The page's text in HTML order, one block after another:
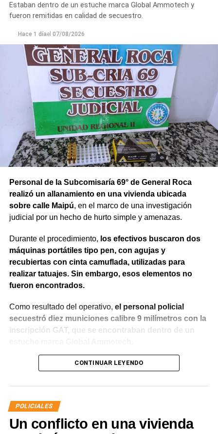
Estaban dentro de un estuche marca Global Ammotech y
fueron remitidas en calidad de secuestro.
Hace 1 díael 07/08/2026
Personal de la Subcomisaría 69° de General Roca
realizó un allanamiento en una vivienda ubicada
sobre calle Maipú, en el marco de una investigación
judicial por un hecho de hurto simple y amenazas.
Durante el procedimiento, los efectivos buscaron dos
máquinas portátiles tipo pen, con agujas y
recubiertas con cinta camuflada, utilizadas para
realizar tatuajes. Sin embargo, esos elementos no
fueron encontrados.
Como resultado del operativo, el personal policial
secuestró diez municiones calibre 9 milímetros con la
inscripción GAT, que se encontraban dentro de un
Tras el hallazgo, se dio intervención a la Fiscalía N° 6,
calidad de secuestro y queden a disposición de la
CONTINUAR LEYENDO
POLICIALES
Un conflicto en una vivienda